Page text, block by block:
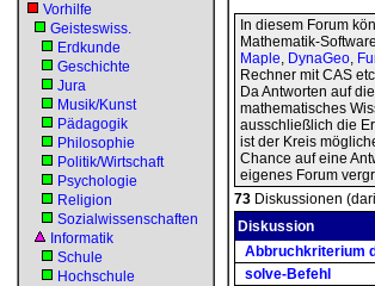
Vorhilfe
Geisteswiss.
Erdkunde
Geschichte
Jura
Musik/Kunst
Pädagogik
Philosophie
Politik/Wirtschaft
Psychologie
Religion
Sozialwissenschaften
Informatik
Schule
Hochschule
In diesem Forum
Mathematik-
Maple, DynaGeo,
Rechner mit CAS
Da Antworten auf
mathematisches
ausschließlich die
ist der Kreis
Chance auf eine
eigenes Forum
73 Diskussionen
Diskussion
Abbruchkriterium
solve-Befehl